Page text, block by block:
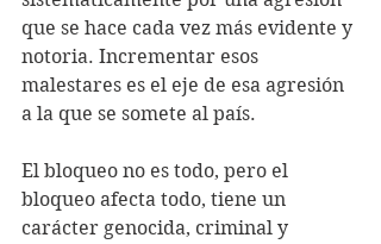
que se hace cada vez más evidente y
notoria. Incrementar esos
malestares es el eje de esa agresión
a la que se somete al país.
El bloqueo no es todo, pero el
bloqueo afecta todo, tiene un
carácter genocida, criminal y